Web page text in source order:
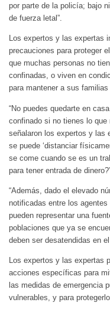
por parte de la policía; bajo
de fuerza letal”.
Los expertos y las expertas
precauciones para proteger
que muchas personas no
confinadas, o viven en
para mantener a sus
“No puedes quedarte en
confinado si no tienes lo que
señalaron los expertos y las
se puede ‘distanciar
se come cuando se es un
para tener entrada de
“Además, dado el elevado
notificadas entre los
pueden representar una
poblaciones que ya se
deben ser desatendidas en
Los expertos y las expertas
acciones específicas para
las medidas de emergencia
vulnerables, y para